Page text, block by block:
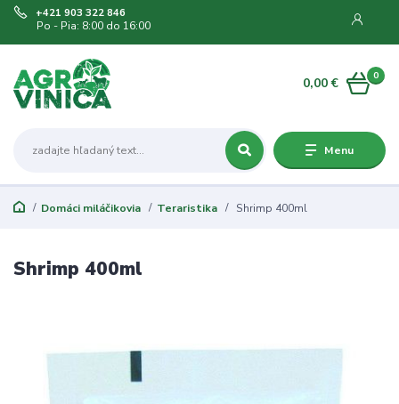
Menu
+421 903 322 846
Po - Pia: 8:00 do 16:00
0
0,00 €
Domáci miláčikovia Teraristika Shrimp 400ml
Shrimp 400ml